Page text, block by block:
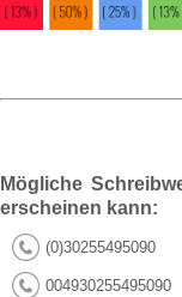
Mögliche
erscheinen kann:
(0)30255495090
004930255495090